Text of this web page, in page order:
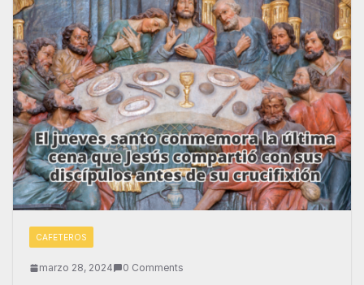
CAFETEROS
marzo 28, 2024 0 Comments